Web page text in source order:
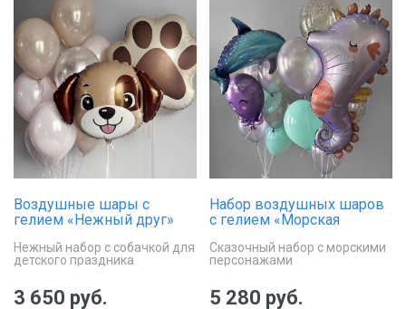
Воздушные шары с
гелием «Нежный друг»
Нежный набор с собачкой для
детского праздника
3 650 руб.
Набор воздушных шаров
с гелием «Морская
Сказочный набор с морскими
персонажами
5 280 руб.